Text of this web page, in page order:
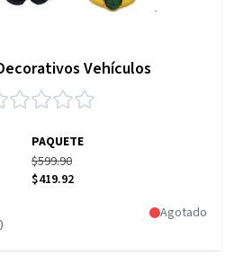
Vehículos
PAQUETE
$599.90
$419.92
Agotado